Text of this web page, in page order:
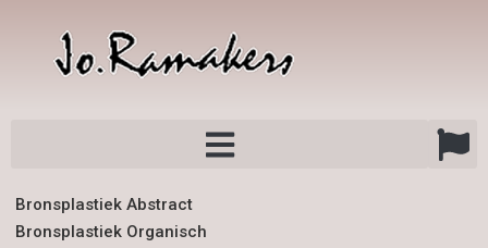
Bronsplastiek Abstract
Bronsplastiek Organisch